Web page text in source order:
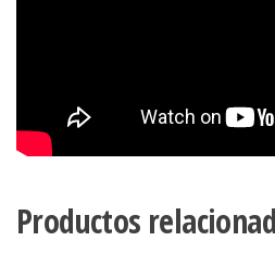
Productos